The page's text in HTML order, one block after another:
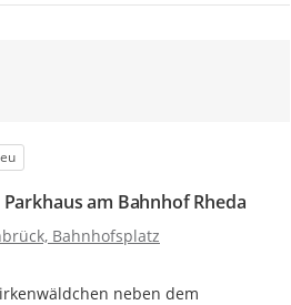
am Bahnhof Rheda
Bahnhofsplatz
neben dem